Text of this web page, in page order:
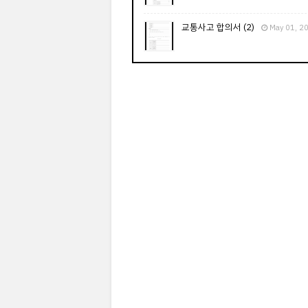
교통사고 합의서 (2) May 01,